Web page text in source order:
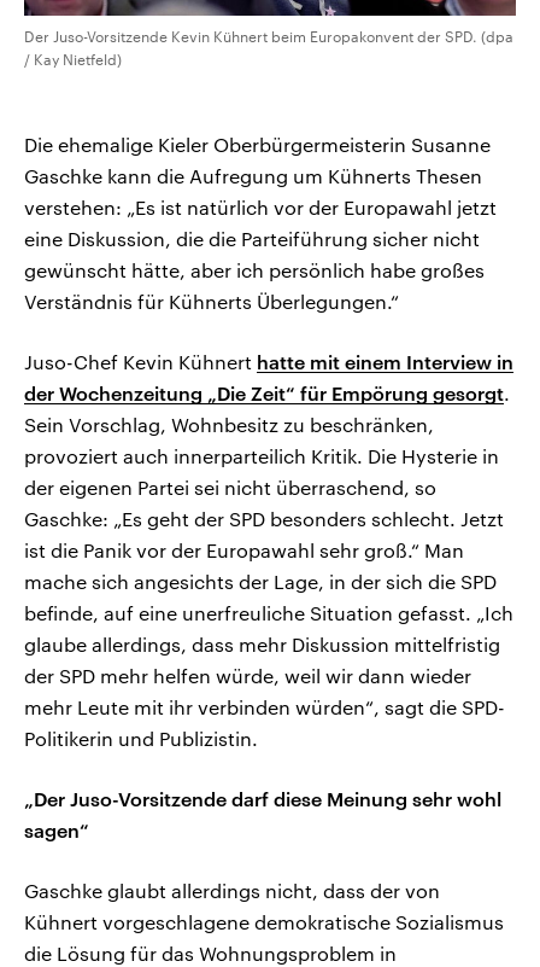
Der Juso-Vorsitzende Kevin Kühnert beim Europakonvent der SPD. (dpa
/ Kay Nietfeld)
Die ehemalige Kieler Oberbürgermeisterin Susanne
Gaschke kann die Aufregung um Kühnerts Thesen
verstehen: „Es ist natürlich vor der Europawahl jetzt
eine Diskussion, die die Parteiführung sicher nicht
gewünscht hätte, aber ich persönlich habe großes
Verständnis für Kühnerts Überlegungen.“
Juso-Chef Kevin Kühnert hatte mit einem Interview in
der Wochenzeitung „Die Zeit“ für Empörung gesorgt.
Sein Vorschlag, Wohnbesitz zu beschränken,
provoziert auch innerparteilich Kritik. Die Hysterie in
der eigenen Partei sei nicht überraschend, so
Gaschke: „Es geht der SPD besonders schlecht. Jetzt
ist die Panik vor der Europawahl sehr groß.“ Man
mache sich angesichts der Lage, in der sich die SPD
befinde, auf eine unerfreuliche Situation gefasst. „Ich
glaube allerdings, dass mehr Diskussion mittelfristig
der SPD mehr helfen würde, weil wir dann wieder
mehr Leute mit ihr verbinden würden“, sagt die SPD-
Politikerin und Publizistin.
„Der Juso-Vorsitzende darf diese Meinung sehr wohl
sagen“
Gaschke glaubt allerdings nicht, dass der von
Kühnert vorgeschlagene demokratische Sozialismus
die Lösung für das Wohnungsproblem in